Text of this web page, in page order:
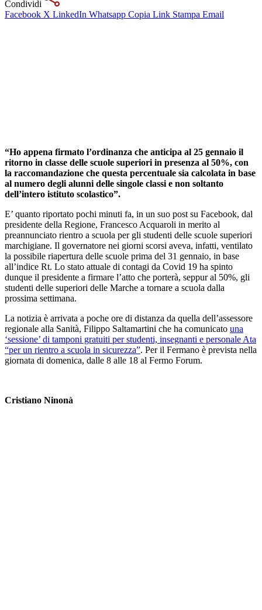
Condividi
Facebook X LinkedIn Whatsapp Copia Link Stampa Email
“Ho appena firmato l’ordinanza che anticipa al 25 gennaio il
ritorno in classe delle scuole superiori in presenza al 50%, con
la raccomandazione che questa percentuale sia calcolata in base
al numero degli alunni delle singole classi e non soltanto
dell’intero istituto scolastico”.
E’ quanto riportato pochi minuti fa, in un suo post su Facebook, dal
presidente della Regione, Francesco Acquaroli in merito al
preannunciato rientro a scuola per gli studenti delle scuole superiori
marchigiane. Il governatore nei giorni scorsi aveva, infatti, ventilato
la possibile riapertura delle scuole prima del 31 gennaio, in base
all’indice Rt. Lo stato attuale di contagi da Covid 19 ha spinto
dunque il presidente a firmare l’atto che porterà, seppur al 50%, gli
studenti delle superiori delle Marche a tornare a scuola dalla
prossima settimana.
La notizia è arrivata a poche ore di distanza da quella dell’assessore
regionale alla Sanità, Filippo Saltamartini che ha comunicato una
‘sessione’ di tamponi gratuiti per studenti, insegnanti e personale Ata
“per un rientro a scuola in sicurezza”. Per il Fermano è prevista nella
giornata di domenica, dalle 8 alle 18 al Fermo Forum.
Cristiano Ninonà